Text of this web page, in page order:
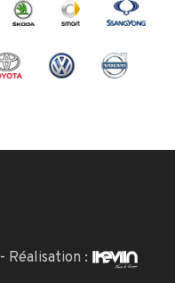
- Réalisation :